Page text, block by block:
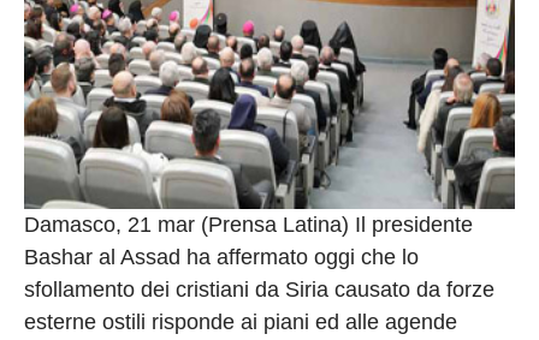
Damasco, 21 mar (Prensa Latina) Il presidente
Bashar al Assad ha affermato oggi che lo
sfollamento dei cristiani da Siria causato da forze
esterne ostili risponde ai piani ed alle agende